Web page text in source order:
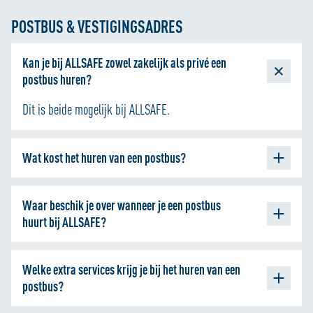
Lukt het alsnog niet, kom dan even langs tijdens
openingstijden van je vestiging zodat onze collega’s mee
kunnen kijken.
POSTBUS & VESTIGINGSADRES
Kan je bij ALLSAFE zowel zakelijk als privé een
postbus huren?
Dit is beide mogelijk bij ALLSAFE.
Wat kost het huren van een postbus?
De kosten voor het huren van een postbus bedragen €16,95
exclusief BTW per maand.
Waar beschik je over wanneer je een postbus
huurt bij ALLSAFE?
Jouw eigen postbus bij ALLSAFE Mini Opslag
Gebruik van 06:00 tot 23:00 uur
Bezorging van de post in jouw postbus op werkdagen
Welke extra services krijg je bij het huren van een
postbus?